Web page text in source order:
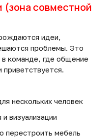
(зона совместной
идеи,
проблемы. Это
команде, где общение
нескольких человек
визуализации
перестроить мебель